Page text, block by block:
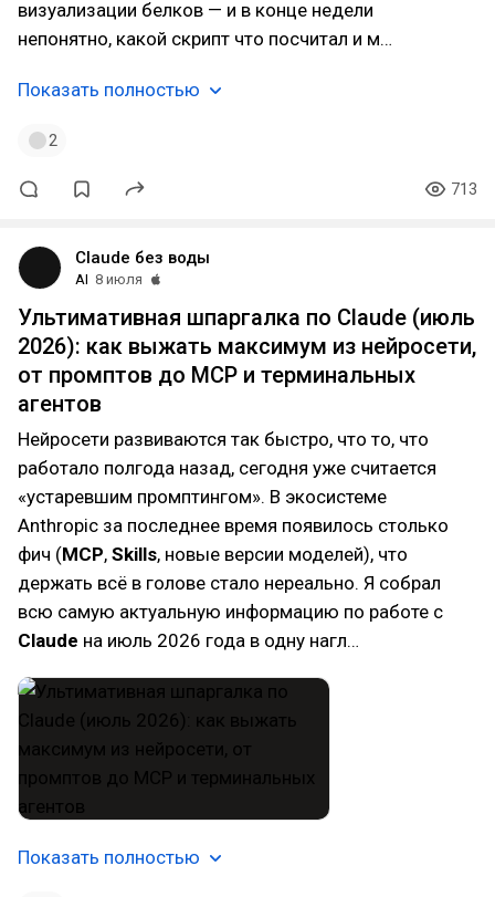
визуализации белков — и в конце недели
непонятно, какой скрипт что посчитал и м…
Показать полностью
2
713
Claude без воды
AI 8 июля
Ультимативная шпаргалка по Claude (июль
2026): как выжать максимум из нейросети,
от промптов до MCP и терминальных
агентов
Нейросети развиваются так быстро, что то, что
работало полгода назад, сегодня уже считается
«устаревшим промптингом». В экосистеме
Anthropic за последнее время появилось столько
фич (MCP, Skills, новые версии моделей), что
держать всё в голове стало нереально. Я собрал
всю самую актуальную информацию по работе с
Claude на июль 2026 года в одну нагл…
Показать полностью